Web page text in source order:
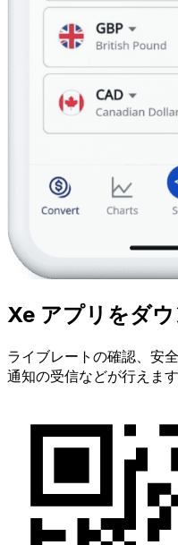
Xe アプリをダ
ライブレートの確認、安
通知の受信などが行えます